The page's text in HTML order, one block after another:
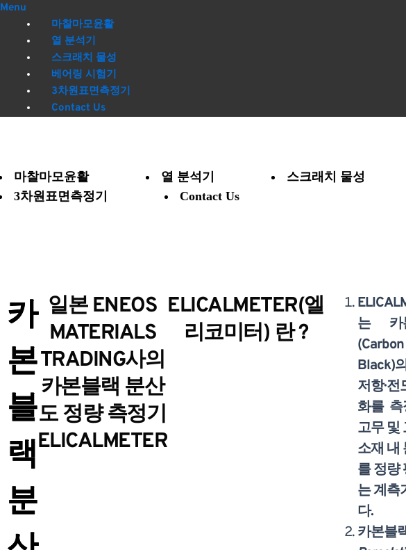
Menu
마찰마모윤활
열 분석기
스크래치 물성
베어링 시험기
3차원표면측정기
Contact Us
마찰마모윤활 열 분석기 스크래치 물성
3차원표면측정기
Contact Us
카
본
블
랙
분
일본 ENEOS
MATERIALS
TRADING사의
카본블랙 분산
도 정량 측정기
ELICALMETER
ELICALMETER(엘
리코미터) 란 ?
는 카
(Carbon
Black)
저항·전
화를 측
고무 및
소재 내
를 정량
는 계측
다.
카본블